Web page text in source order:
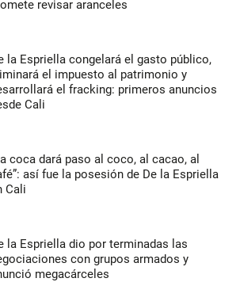
revisar aranceles
la Espriella congelará el gasto público,
el impuesto al patrimonio y
el fracking: primeros anuncios
Cali
coca dará paso al coco, al cacao, al
así fue la posesión de De la Espriella
Cali
la Espriella dio por terminadas las
con grupos armados y
megacárceles